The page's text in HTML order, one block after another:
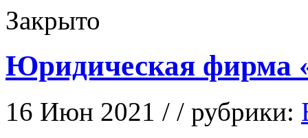
Закрыто
Юридическая фирма
16 Июн 2021 / / рубрики: